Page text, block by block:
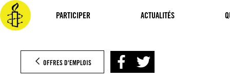
PARTICIPER ACTUALITÉS
Aller
au
contenu
OFFRES D'EMPLOIS